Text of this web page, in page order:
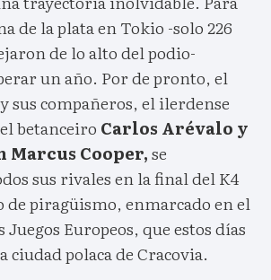
de la plata en Tokio -solo 226
de lo alto del podio-
un año. Por de pronto, el
sus compañeros, el ilerdense
betanceiro Carlos Arévalo y
Cooper,se
sus rivales en la final del K4
de piragüismo, enmarcado en el
Europeos, que estos días
ciudad polaca de Cracovia.